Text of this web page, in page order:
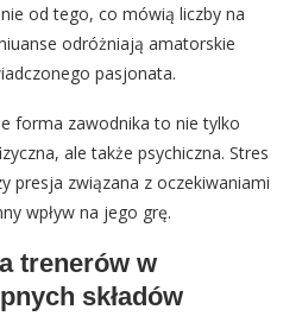
od tego, co mówią liczby na
odróżniają amatorskie
pasjonata.
forma zawodnika to nie tylko
ale także psychiczna. Stres
presja związana z oczekiwaniami
wpływ na jego grę.
trenerów w
składów